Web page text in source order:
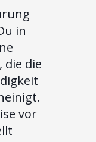
in
die die
vor